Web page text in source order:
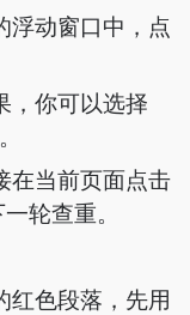
浮动窗口中，点
，你可以选择
在当前页面点击
轮查重。
红色段落，先用